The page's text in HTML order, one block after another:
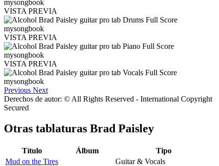
VISTA PREVIA
VISTA PREVIA
VISTA PREVIA
Previous Next
Derechos de autor: © All Rights Reserved - International Copyright
Secured
Otras tablaturas Brad Paisley
Título Álbum
Tipo
Mud on the Tires
Guitar & Vocals